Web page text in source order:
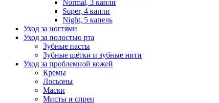
Normal, 3 капли
Super, 4 капли
Night, 5 капель
Уход за ногтями
Уход за полостью рта
Зубные пасты
Зубные щётки и зубные нити
Уход за проблемной кожей
Кремы
Лосьоны
Маски
Мисты и спреи